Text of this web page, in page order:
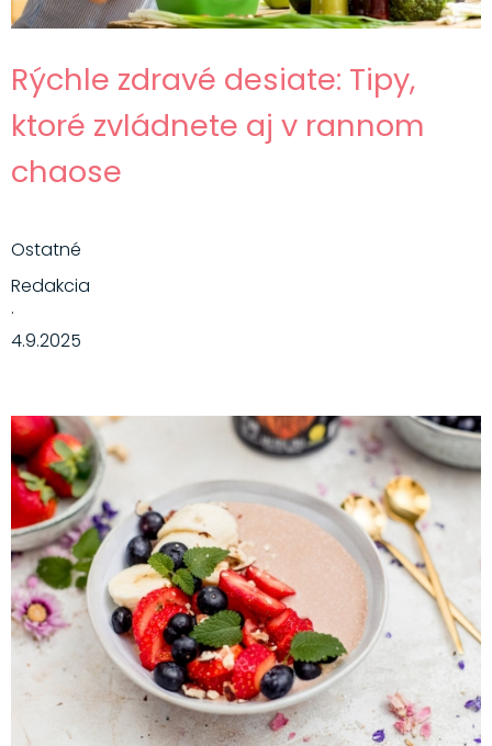
Rýchle zdravé desiate: Tipy,
ktoré zvládnete aj v rannom
chaose
Ostatné
Redakcia
·
4.9.2025